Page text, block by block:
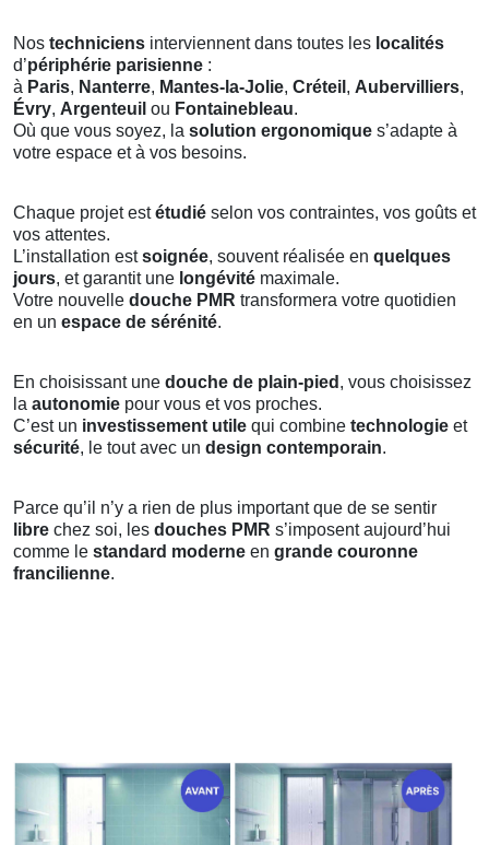
Nos techniciens interviennent dans toutes les localités
d’périphérie parisienne :
à Paris, Nanterre, Mantes-la-Jolie, Créteil , Aubervilliers,
Évry, Argenteuil ou Fontainebleau.
Où que vous soyez, la solution ergonomique s’adapte à
votre espace et à vos besoins.
Chaque projet estétudié selon vos contraintes, vos goûts et
vos attentes.
L’installation estsoignée, souvent réalisée en quelques
jours, et garantit une longévité maximale.
Votre nouvelle douche PMR transformera votre quotidien
en un espace de sérénité.
En choisissant une douche de plain-pied , vous choisissez
la autonomie pour vous et vos proches.
C’est un investissement utile qui combine technologie et
sécurité, le tout avec un design contemporain.
Parce qu’il n’y a rien de plus important que de se sentir
libre chez soi, les douches PMR s’imposent aujourd’hui
comme le standard moderne en grande couronne
francilienne.